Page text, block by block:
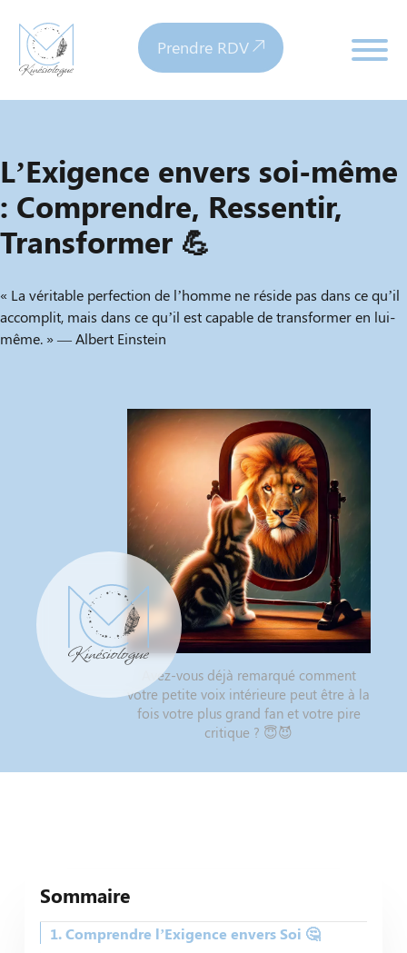
Prendre RDV
L’Exigence envers soi-même
: Comprendre, Ressentir,
Transformer 💪
« La véritable perfection de l’homme ne réside pas dans ce qu’il
accomplit, mais dans ce qu’il est capable de transformer en lui-
même. » — Albert Einstein
Avez-vous déjà remarqué comment
votre petite voix intérieure peut être à la
fois votre plus grand fan et votre pire
critique ? 😇😈
Sommaire
1. Comprendre l’Exigence envers Soi 🤔